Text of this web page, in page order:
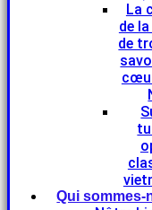
La
de
de
Qui sommes-